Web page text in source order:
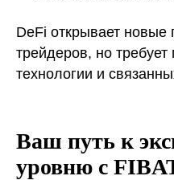
DeFi открывает
трейдеров, но требует
технологии и
Ваш путь к
уровню с